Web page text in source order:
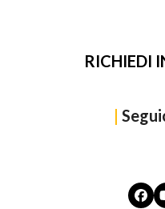
RICHIEDI
|